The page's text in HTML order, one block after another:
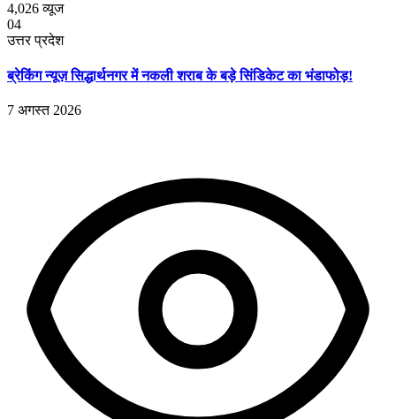
4,026व्यूज
04
उत्तर प्रदेश
ब्रेकिंग न्यूज़ सिद्धार्थनगर में नकली शराब के बड़े सिंडिकेट का भंडाफोड़!
7 अगस्त 2026